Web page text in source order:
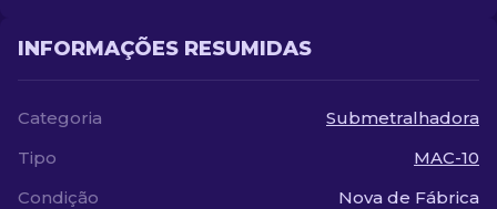
INFORMAÇÕES RESUMIDAS
Categoria
Submetralhadora
Tipo
MAC-10
Condição
Nova de Fábrica